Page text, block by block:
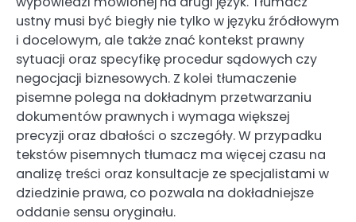
ustny musi być biegły nie tylko w języku źródłowym
i docelowym, ale także znać kontekst prawny
sytuacji oraz specyfikę procedur sądowych czy
negocjacji biznesowych. Z kolei tłumaczenie
pisemne polega na dokładnym przetwarzaniu
dokumentów prawnych i wymaga większej
precyzji oraz dbałości o szczegóły. W przypadku
tekstów pisemnych tłumacz ma więcej czasu na
analizę treści oraz konsultacje ze specjalistami w
dziedzinie prawa, co pozwala na dokładniejsze
oddanie sensu oryginału.